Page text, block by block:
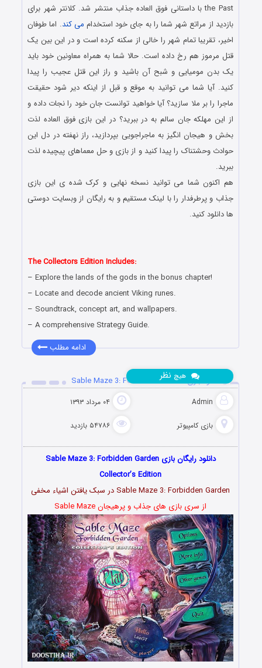
the Past با داستانی فوق العاده جذاب منتشر شد. کلانتر شهر برای
بازدید از مراتع شهر شما را به جای خود استخدام می کند. اما طوفان
اخیر، تقریبا تمام شهر را خالی از سکنه کرده است و در این بین یک
قتل مرموز هم رخ داده است. حالا شما به همراه معاونین خود باید
یک بدن مومیایی و شبح آن باشید و راز این قتل عجیب را پیدا
کنید. آیا شما می توانید به موقع و قبل از اینکه دیر شود حقیقت
ماجرا را بر ملا سازید؟ آیا خواهید توانست جان خود را نجات داده و
از این مهلکه جان سالم به در ببرید؟ در این بازی فوق العاده لذت
بخش و هیجان انگیز به ماجراجویی بپردازید، راز نهفته در دل این
حوادث وحشتناک را پیدا کنید و از بازی و حل معماهای پیچیده لذت
ببرید.
هم اکنون شما می توانید نسخه نهایی و کرک شده ی این بازی
جذاب و پرطرفدار را با لینک مستقیم و به رایگان از وبسایت دوستی
ها دانلود کنید.
The Collectors Edition Includes:
– Explore the lands of the gods in the bonus chapter!
– Locate and decode ancient Viking runes.
– Soundtrack, concept art, and wallpapers.
– A comprehensive Strategy Guide.
ادامه مطلب
دانلود بازی Sable Maze 3: Forbidden Garden
Admin ۰۴ مرداد ۱۳۹۳
بازی کامپیوتر ۵۴۷۸۶ بازدید
هیچ نظر
دانلود رایگان بازی Sable Maze 3: Forbidden Garden
Collector’s Edition
Sable Maze 3: Forbidden Garden در سبک یافتن اشیاء مخفی
از سری بازی های جذاب و پرهیجان Sable Maze